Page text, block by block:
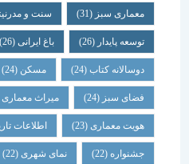
معماری سبز(31) سنت و مدرنیته(30)
توسعه پایدار(26) باغ ایرانی(26)
دوسالانه کتاب(24) مسکن (24)
فضای سبز(24) میراث معماری (23)
هویت معماری (23) اطلاعات تاریخی(23)
جشنواره(22) نمای شهری(22)